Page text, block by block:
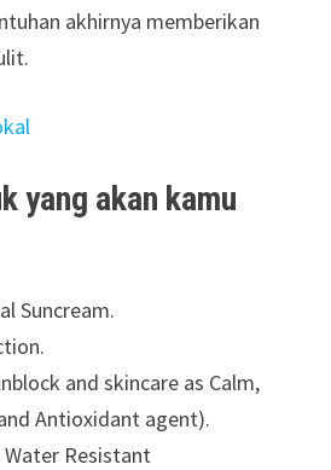
akhirnya memberikan
yang akan kamu
Suncream.
and skincare as Calm,
Antioxidant agent).
Water Resistant